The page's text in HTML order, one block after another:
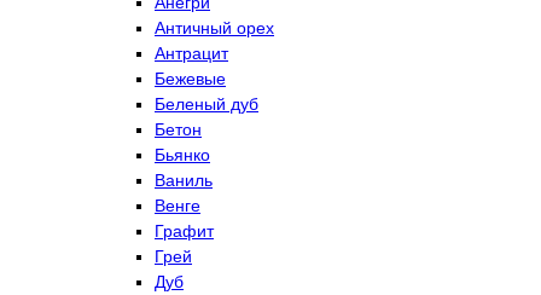
Античный орех
Антрацит
Бежевые
Беленый дуб
Бетон
Бьянко
Ваниль
Венге
Графит
Грей
Дуб